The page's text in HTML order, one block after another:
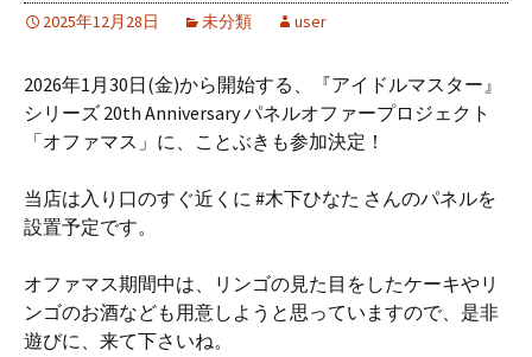
2025年12月28日 未分類 user
2026年1月30日(金)から開始する、『アイドルマスター』
シリーズ 20th Anniversary パネルオファープロジェクト
「オファマス」に、ことぶきも参加決定！
当店は入り口のすぐ近くに #木下ひなた さんのパネルを
設置予定です。
オファマス期間中は、リンゴの見た目をしたケーキやリ
ンゴのお酒なども用意しようと思っていますので、是非
遊びに、来て下さいね。